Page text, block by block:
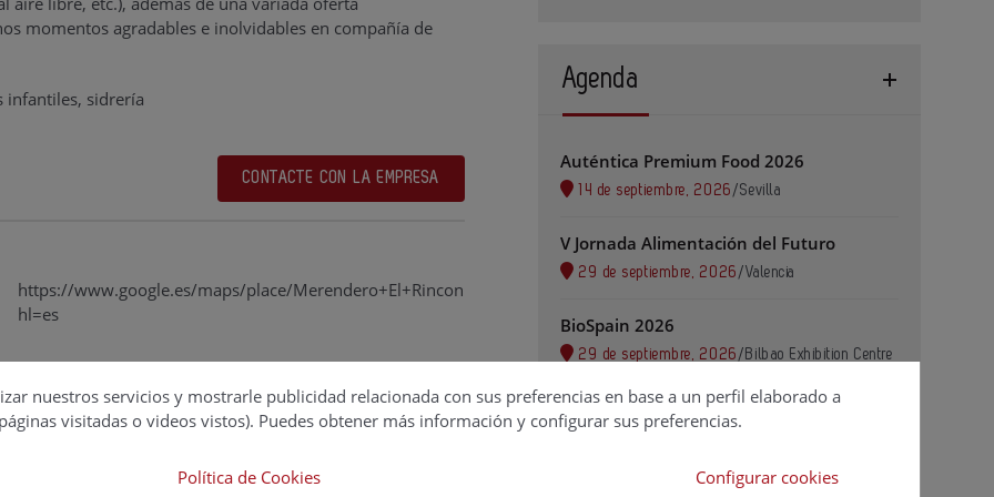
momentos agradables e inolvidables en compañía de
infantiles, sidrería
CONTACTE CON LA EMPRESA
https://www.google.es/maps/place/Merendero+El+Rinconín+de+Deva/@43.5090259,-5.6079492,16.69z/
hl=es
Agenda
Auténtica Premium Food 2026
14 de septiembre, 2026 /Sevilla
V Jornada Alimentación del Futuro
29 de septiembre, 2026 /Valencia
BioSpain 2026
29 de septiembre, 2026 / Bilbao Exhibition Centre
Alimentaria FoodTech 2026
6 de octubre, 2026
nuestros servicios y mostrarle publicidad relacionada con sus preferencias en base a un perfil elaborado a
visitadas o videos vistos). Puedes obtener más información y configurar sus preferencias.
Política de Cookies Configurar cookies